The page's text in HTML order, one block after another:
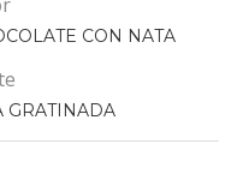
CON NATA
GRATINADA